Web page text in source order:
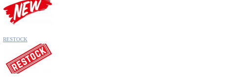
RESTOCK